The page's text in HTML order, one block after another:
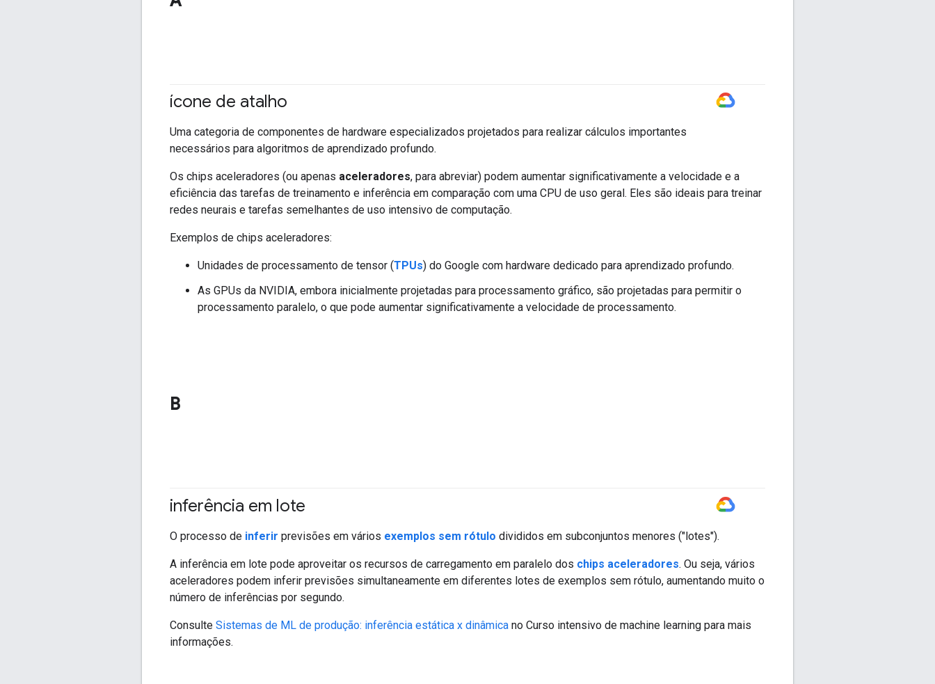
ícone de atalho #GoogleCloud
Uma categoria de componentes de hardware especializados projetados para realizar cálculos importantes
necessários para algoritmos de aprendizado profundo.
Os chips aceleradores (ou apenas aceleradores, para abreviar) podem aumentar significativamente a velocidade e a
eficiência das tarefas de treinamento e inferência em comparação com uma CPU de uso geral. Eles são ideais para treinar
redes neurais e tarefas semelhantes de uso intensivo de computação.
Exemplos de chips aceleradores:
Unidades de processamento de tensor (TPUs) do Google com hardware dedicado para aprendizado profundo.
As GPUs da NVIDIA, embora inicialmente projetadas para processamento gráfico, são projetadas para permitir o
processamento paralelo, o que pode aumentar significativamente a velocidade de processamento.
B
inferência em lote #GoogleCloud
O processo de inferir previsões em vários exemplos sem rótulo divididos em subconjuntos menores ("lotes").
A inferência em lote pode aproveitar os recursos de carregamento em paralelo dos chips aceleradores. Ou seja, vários
aceleradores podem inferir previsões simultaneamente em diferentes lotes de exemplos sem rótulo, aumentando muito o
número de inferências por segundo.
Consulte Sistemas de ML de produção: inferência estática x dinâmica no Curso intensivo de machine learning para mais
informações.